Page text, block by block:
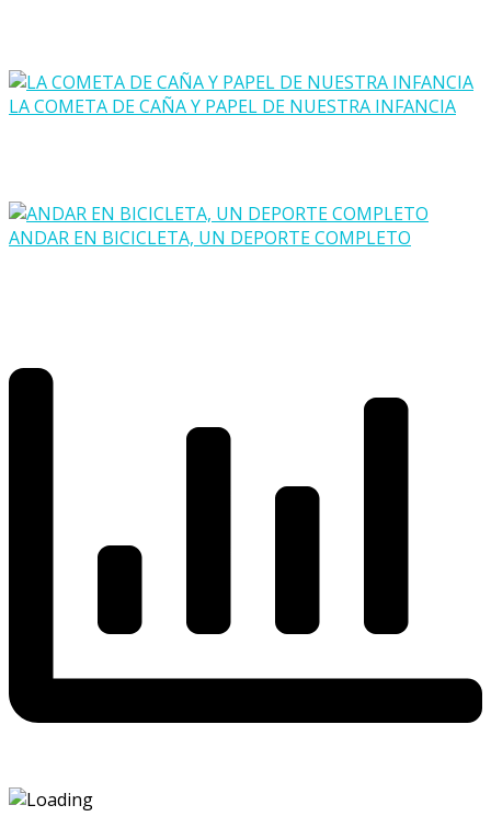
LA COMETA DE CAÑA Y PAPEL DE NUESTRA INFANCIA
ANDAR EN BICICLETA, UN DEPORTE COMPLETO